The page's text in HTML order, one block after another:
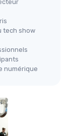
tech show
numérique